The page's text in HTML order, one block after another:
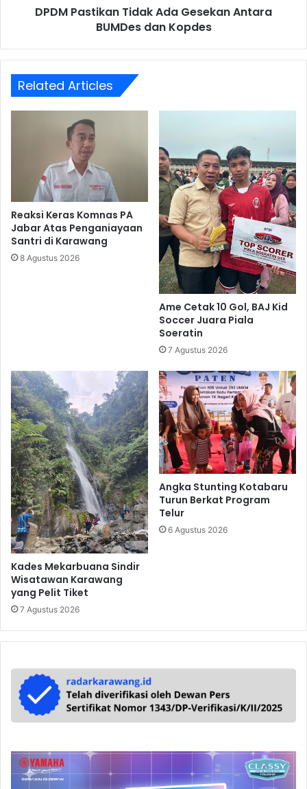
DPDM Pastikan Tidak Ada Gesekan Antara
BUMDes dan Kopdes
Related Articles
Reaksi Keras Komnas PA
Jabar Atas Penganiayaan
Santri di Karawang
8 Agustus 2026
Ame Cetak 10 Gol, BAJ Kid
Soccer Juara Piala
Soeratin
7 Agustus 2026
Kades Mekarbuana Sindir
Wisatawan Karawang
yang Pelit Tiket
7 Agustus 2026
Angka Stunting Kotabaru
Turun Berkat Program
Telur
6 Agustus 2026